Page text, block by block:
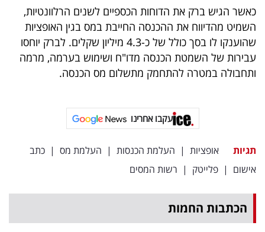
כאשר הגיש ברק את הדוחות הכספיים לשנים הרלוונטיות,
השמיט מהדיווח את ההכנסה החייבת במס בגין האופציות
שהוענקו לו בסך כולל של כ-4.3 מיליון שקלים. לברק יוחסו
עבירות של השמטת הכנסה מדו"ח ושימוש בערמה, מרמה
ותחבולה במטרה להתחמק מתשלום מס הכנסה.
עקבו אחרינו
תגיות אופציות | העלמת הכנסות | העלמת מס | כתב
אישום | פלייטק | רשות המסים
הכתבות החמות